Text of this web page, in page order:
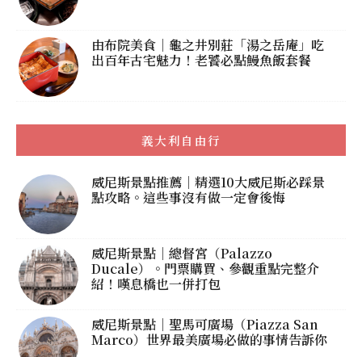
由布院美食｜龜之井別莊「湯之岳庵」吃
出百年古宅魅力！老饕必點鰻魚飯套餐
義大利自由行
威尼斯景點推薦｜精選10大威尼斯必踩景
點攻略。這些事沒有做一定會後悔
威尼斯景點｜總督宮（Palazzo
Ducale）。門票購買、參觀重點完整介
紹！嘆息橋也一併打包
威尼斯景點｜聖馬可廣場（Piazza San
Marco）世界最美廣場必做的事情告訴你